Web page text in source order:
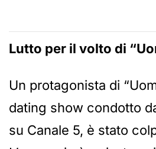
Lutto per il volto di
Un protagonista di
dating show condotto
su Canale 5, è stato